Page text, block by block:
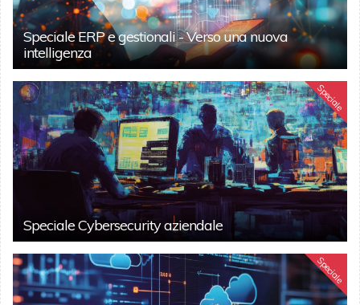
Speciale ERP e gestionali - Verso una nuova
intelligenza
Speciale
Speciale Cybersecurity aziendale
Speciale